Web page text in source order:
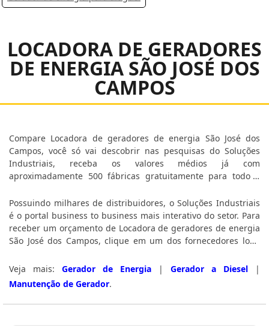
LOCADORA DE GERADORES
DE ENERGIA SÃO JOSÉ DOS
CAMPOS
Compare Locadora de geradores de energia São José dos
Campos, você só vai descobrir nas pesquisas do Soluções
Industriais, receba os valores médios já com
aproximadamente 500 fábricas gratuitamente para todo o
Possuindo milhares de distribuidores, o Soluções Industriais
é o portal business to business mais interativo do setor. Para
receber um orçamento de Locadora de geradores de energia
São José dos Campos, clique em um dos fornecedores logo
Veja mais: Gerador de Energia | Gerador a Diesel |
Manutenção de Gerador.